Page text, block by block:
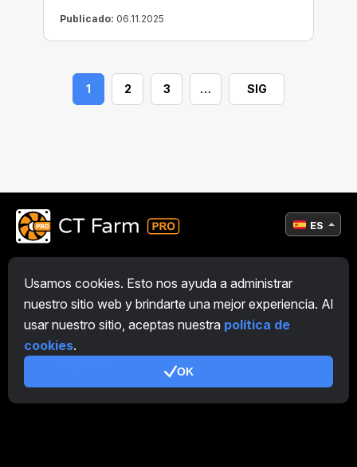
Publicado: 06.11.2025
1 2 3 … SIG
Usamos cookies. Esto nos ayuda a administrar
nuestro sitio web y brindarte una mejor experiencia. Al
usar nuestro sitio, aceptas nuestra política de
cookies.
OK
General
Descripción general de la Granja
Descripción general Minero
ES